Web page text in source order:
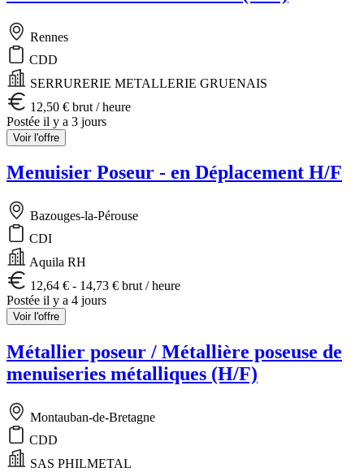
Rennes
CDD
SERRURERIE METALLERIE GRUENAIS
12,50 € brut / heure
Postée il y a 3 jours
Voir l'offre
Menuisier Poseur - en Déplacement H/F
Bazouges-la-Pérouse
CDI
Aquila RH
12,64 € - 14,73 € brut / heure
Postée il y a 4 jours
Voir l'offre
Métallier poseur / Métallière poseuse de
menuiseries métalliques (H/F)
Montauban-de-Bretagne
CDD
SAS PHILMETAL